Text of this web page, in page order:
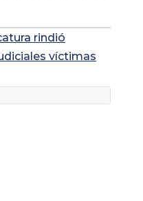
rindió
víctimas